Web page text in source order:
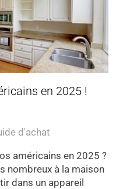
en 2025 !
d'achat
américains en 2025 ?
nombreux à la maison
dans un appareil